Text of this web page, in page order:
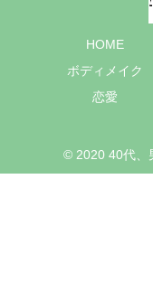
HOME
ボディメイク
恋愛
© 2020 40代、